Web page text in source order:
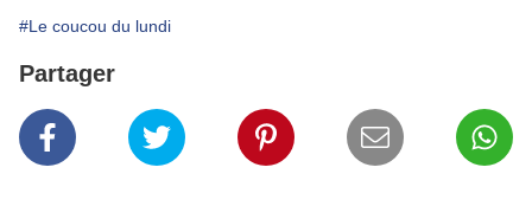
#Le coucou du lundi
Partager